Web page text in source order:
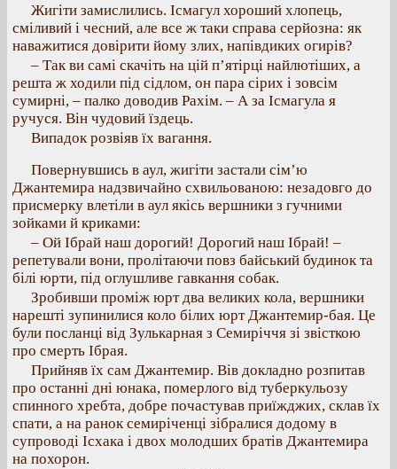
Жигіти замислились. Ісмагул хороший хлопець,
сміливий і чесний, але все ж таки справа серйозна: як
наважитися довірити йому злих, напівдиких огирів?
– Так ви самі скачіть на цій п’ятірці найлютіших, а
решта ж ходили під сідлом, он пара сірих і зовсім
сумирні, – палко доводив Рахім. – А за Ісмагула я
ручуся. Він чудовий їздець.
Випадок розвіяв їх вагання.
Повернувшись в аул, жигіти застали сім’ю
Джантемира надзвичайно схвильованою: незадовго до
присмерку влетіли в аул якісь вершники з гучними
зойками й криками:
– Ой Ібрай наш дорогий! Дорогий наш Ібрай! –
репетували вони, пролітаючи повз байський будинок та
білі юрти, під оглушливе гавкання собак.
Зробивши проміж юрт два великих кола, вершники
нарешті зупинилися коло білих юрт Джантемир-бая. Це
були посланці від Зулькарная з Семиріччя зі звісткою
про смерть Ібрая.
Прийняв їх сам Джантемир. Вів докладно розпитав
про останні дні юнака, померлого від туберкульозу
спинного хребта, добре почастував приїжджих, склав їх
спати, а на ранок семиріченці зібралися додому в
супроводі Ісхака і двох молодших братів Джантемира
на похорон.